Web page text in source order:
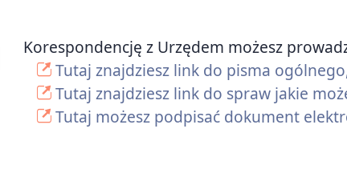
Korespondencję z Urzędem możesz
Tutaj znajdziesz link do pisma
Tutaj znajdziesz link do spraw jakie
Tutaj możesz podpisać dokument